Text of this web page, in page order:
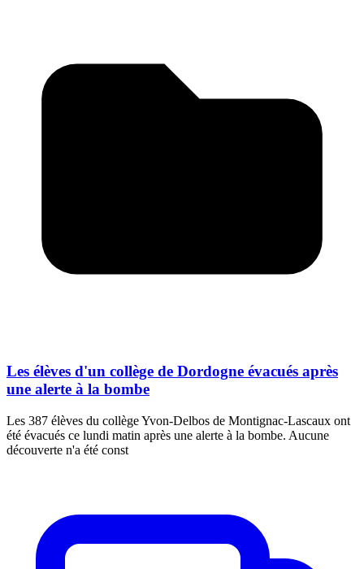
Les élèves d'un collège de Dordogne évacués après
une alerte à la bombe
Les 387 élèves du collège Yvon-Delbos de Montignac-Lascaux ont
été évacués ce lundi matin après une alerte à la bombe. Aucune
découverte n'a été const